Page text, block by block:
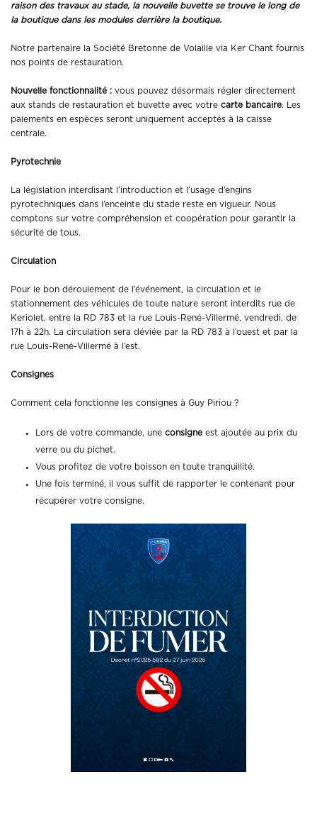
raison des travaux au stade, la nouvelle buvette se trouve le long de
la boutique dans les modules derrière la boutique.
Notre partenaire la Société Bretonne de Volaille via Ker Chant fournis
nos points de restauration.
Nouvelle fonctionnalité : vous pouvez désormais régler directement
aux stands de restauration et buvette avec votre carte bancaire. Les
paiements en espèces seront uniquement acceptés à la caisse
centrale.
Pyrotechnie
La législation interdisant l’introduction et l’usage d’engins
pyrotechniques dans l’enceinte du stade reste en vigueur. Nous
comptons sur votre compréhension et coopération pour garantir la
sécurité de tous.
Circulation
Pour le bon déroulement de l’événement, la circulation et le
stationnement des véhicules de toute nature seront interdits rue de
Keriolet, entre la RD 783 et la rue Louis-René-Villermé, vendredi, de
17h à 22h. La circulation sera déviée par la RD 783 à l’ouest et par la
rue Louis-René-Villermé à l’est.
Consignes
Comment cela fonctionne les consignes à Guy Piriou ?
Lors de votre commande, une consigne est ajoutée au prix du
verre ou du pichet.
Vous profitez de votre boisson en toute tranquillité.
Une fois terminé, il vous suffit de rapporter le contenant pour
récupérer votre consigne.